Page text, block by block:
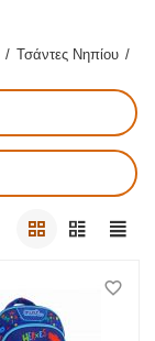
/ Τσάντες Νηπίου /